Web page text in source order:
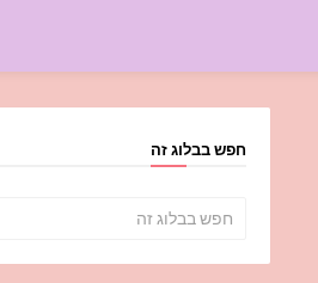
חפש בבלוג זה